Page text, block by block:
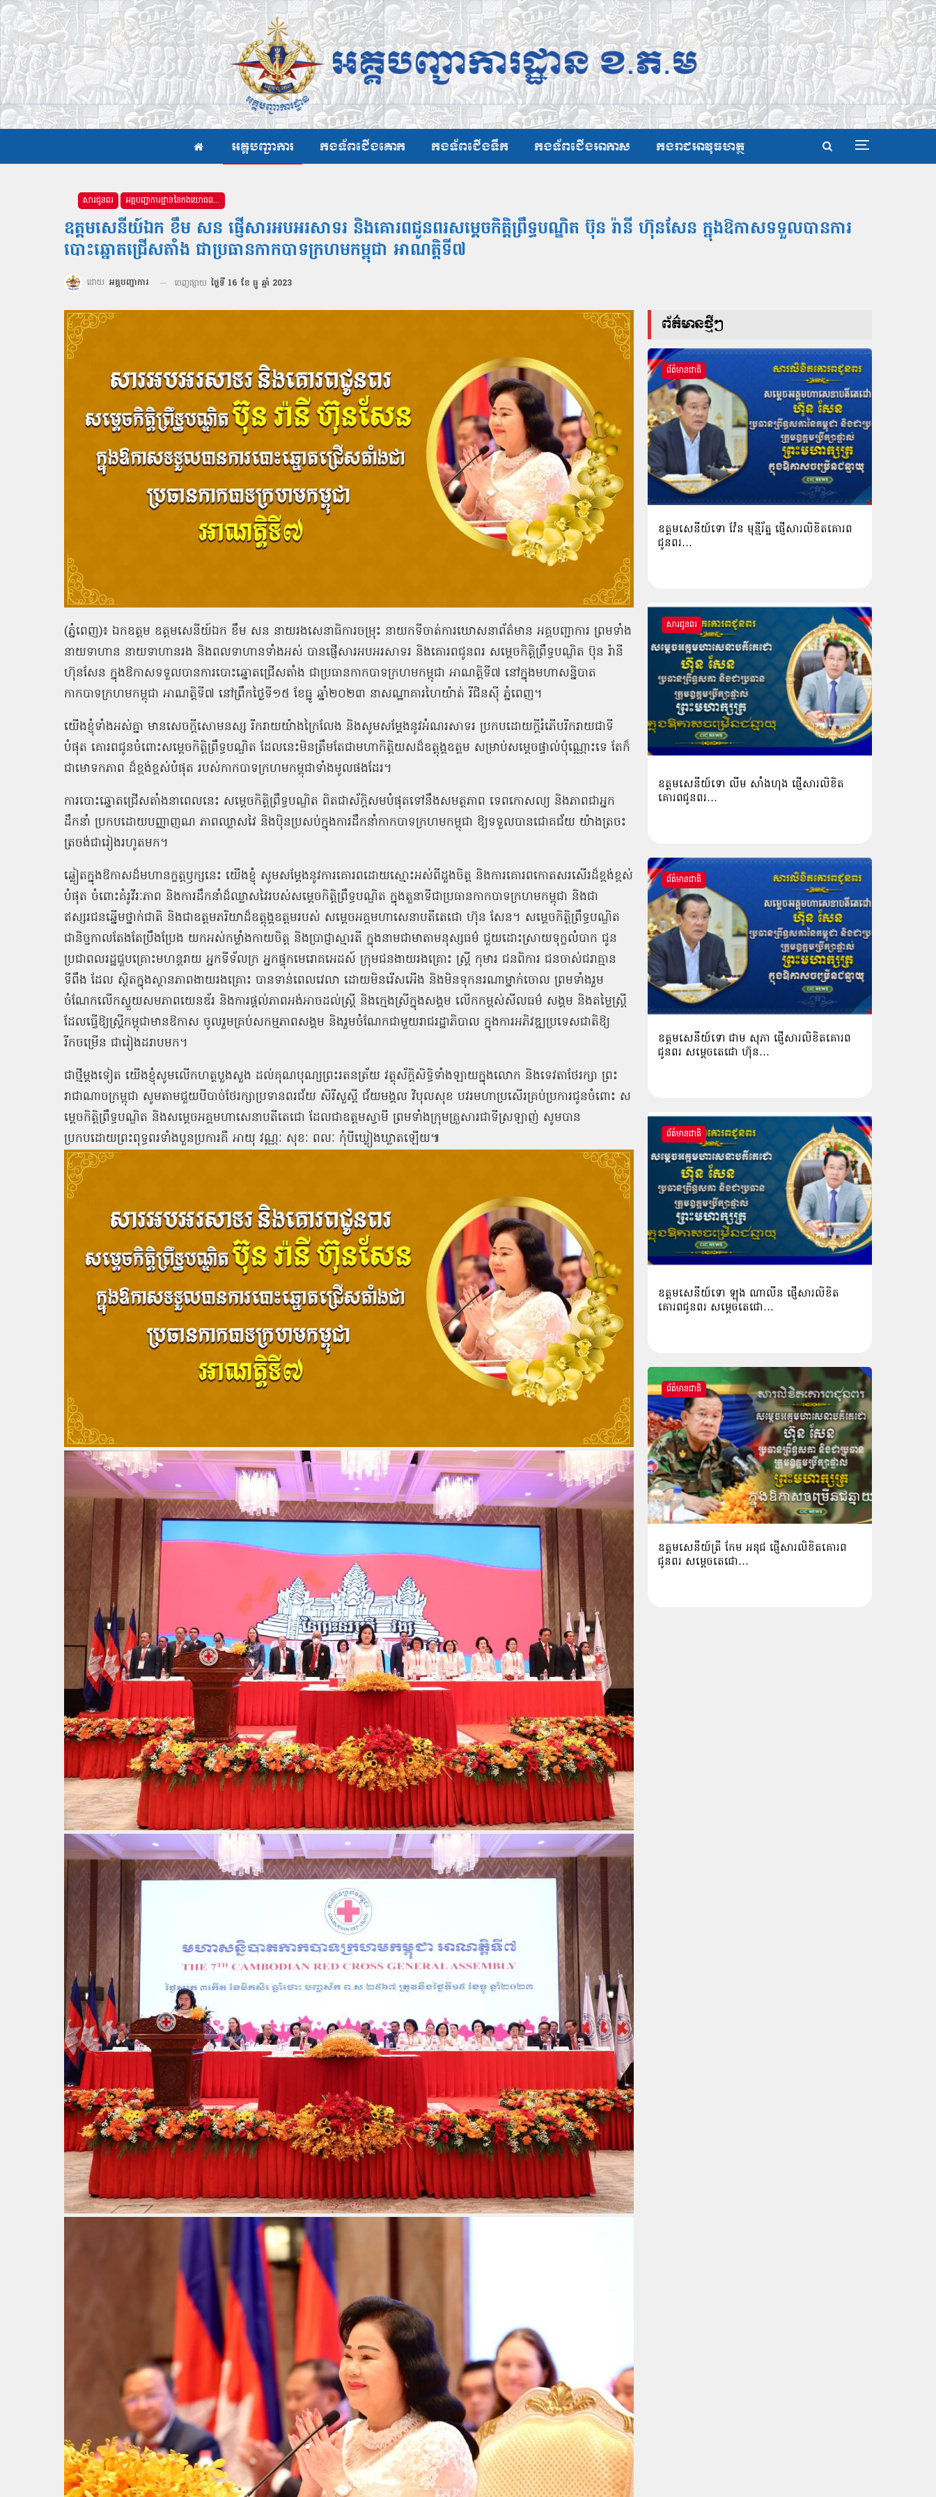
អគ្គបញ្ជាការ កងទ័ពជើងគោក កងទ័ពជើងទឹក កងទ័ពជើងអាកាស កងរាជអាវុធហត្ថ
សារជូនពរ អគ្គបញ្ជាការដ្ឋាននៃកងយោធពលខេមរភូមិន្ទ
ឧត្តមសេនីយ៍ឯក ខឹម សន ផ្ញើសារអបអរសាទរ និងគោរពជូនពរសម្តេចកិត្តិព្រឹទ្ធបណ្ឌិត ប៊ុន រ៉ានី ហ៊ុនសែន ក្នុងឱកាសទទួលបានការ
បោះឆ្នោតជ្រើសតាំង ជាប្រធានកាកបាទក្រហមកម្ពុជា អាណត្តិទី៧
ដោយ អគ្គបញ្ជាការ ចេញផ្សាយ ថ្ងៃទី 16 ខែ ធ្នូ ឆ្នាំ 2023
(ភ្នំពេញ)៖ ឯកឧត្តម ឧត្តមសេនីយ៍ឯក ខឹម សន នាយរងសេនាធិការចម្រុះ នាយកទីចាត់ការឃោសនាព័ត៌មាន អគ្គបញ្ជាការ ព្រមទាំង
នាយទាហាន នាយទាហានរង និងពលទាហានទាំងអស់ បានផ្ញើសារអបអរសាទរ និងគោរពជូនពរ សម្តេចកិត្តិព្រឹទ្ធបណ្ឌិត ប៊ុន រ៉ានី
ហ៊ុនសែន ក្នុងឱកាសទទួលបានការបោះឆ្នោតជ្រើសតាំង ជាប្រធានកាកបាទក្រហមកម្ពុជា អាណត្តិទី៧ នៅក្នុងមហាសន្និបាត
កាកបាទក្រហមកម្ពុជា អាណត្តិទី៧ នៅព្រឹកថ្ងៃទី១៥ ខែធ្នូ ឆ្នាំ២០២៣ នាសណ្ឋាគារហៃយ៉ាត់ រីជិនស៉ី ភ្នំពេញ។
យើងខ្ញុំទាំងអស់គ្នា មានសេចក្តីសោមនស្ស រីករាយយ៉ាងក្រៃលែង និងសូមសម្តែងនូវអំណរសាទរ ប្រកបដោយក្តីរំភើបរីករាយជាទី
បំផុត គោរពជូនចំពោះសម្តេចកិត្តិព្រឹទ្ធបណ្ឌិត ដែលនេះមិនត្រឹមតែជាមហាកិត្តិយសដ៏ឧត្តុង្គឧត្តម សម្រាប់សម្តេចផ្ទាល់ប៉ុណ្ណោះទេ តែក៏
ជាមោទកភាព ដ៏ខ្ពង់ខ្ពស់បំផុត របស់កាកបាទក្រហមកម្ពុជាទាំងមូលផងដែរ។
ការបោះឆ្នោតជ្រើសតាំងនាពេលនេះ សម្តេចកិត្តិព្រឹទ្ធបណ្ឌិត ពិតជាស័ក្តិសមបំផុតទៅនឹងសមត្ថភាព ទេពកោសល្យ និងភាពជាអ្នក
ដឹកនាំ ប្រកបដោយបញ្ញាញណ ភាពឈ្លាសវៃ និងប៉ិនប្រសប់ក្នុងការដឹកនាំកាកបាទក្រហមកម្ពុជា ឱ្យទទួលបានជោគជ័យ យ៉ាងត្រចះ
ត្រចង់ជារៀងរហូតមក។
ឆ្លៀតក្នុងឱកាសដ៏មហានក្ខត្តឫក្សនេះ យើងខ្ញុំ សូមសម្តែងនូវការគោរពដោយស្មោះអស់ពីដួងចិត្ត និងការគោរពកោតសរសើរដ៏ខ្ពង់ខ្ពស់
បំផុត ចំពោះគំរូវីរៈភាព និងការដឹកនាំដ៏ឈ្លាសវៃរបស់សម្តេចកិត្តិព្រឹទ្ធបណ្ឌិត ក្នុងតួនាទីជាប្រធានកាកបាទក្រហមកម្ពុជា និងជា
ឥស្សរជនឆ្នើមថ្នាក់ជាតិ និងជាឧត្តមភរិយាដ៏ឧត្តុង្គឧត្តមរបស់ សម្តេចអគ្គមហាសេនាបតីតេជោ ហ៊ុន សែន។ សម្តេចកិត្តិព្រឹទ្ធបណ្ឌិត
ជានិច្ចកាលតែងតែប្រឹងប្រែង យកអស់កម្លាំងកាយចិត្ត និងប្រាជ្ញាស្មារតី ក្នុងនាមជាមាតាមនុស្សធម៌ ជួយដោះស្រាយទុក្ខលំបាក ជូន
ប្រជាពលរដ្ឋជួបគ្រោះមហន្តរាយ អ្នកទីទ័លក្រ អ្នកផ្ទុកមេរោគអេដស៍ ក្រុមជនងាយរងគ្រោះ ស្ត្រី កុមារ ជនពិការ ជនចាស់ជរាគ្មាន
ទីពឹង ដែល ស្ថិតក្នុងស្ថានភាពងាយរងគ្រោះ បានទាន់ពេលវេលា ដោយមិនរើសអើង និងមិនទុកនរណាម្នាក់ចោល ព្រមទាំងរួម
ចំណែកលើកស្ទួយសមភាពយេនឌ័រ និងការផ្តល់ភាពអង់អាចដល់ស្ត្រី និងក្មេងស្រីក្នុងសង្គម លើកកម្ពស់សីលធម៌ សង្គម និងតម្លៃស្ត្រី
ដែលធ្វើឱ្យស្ត្រីកម្ពុជាមានឱកាស ចូលរួមគ្រប់សកម្មភាពសង្គម និងរួមចំណែកជាមួយរាជរដ្ឋាភិបាល ក្នុងការអភិវឌ្ឍប្រទេសជាតិឱ្យ
រីកចម្រើន ជារៀងដរាបមក។
ជាថ្មីម្តងទៀត យើងខ្ញុំសូមលើកហត្ថបួងសួង ដល់គុណបុណ្យព្រះរតនត្រ័យ វត្ថុស័ក្តិសិទ្ធិទាំងឡាយក្នុងលោក និងទេវតាថែរក្សា ព្រះ
រាជាណាចក្រម្ពុជា សូមតាមជួយបីបាច់ថែរក្សាប្រទានពរជ័យ សិរីសួស្តី ជ័យមង្គល វិបុលសុខ បវរមហាប្រសើរគ្រប់ប្រការជូនចំពោះ ស
ម្តេចកិត្តិព្រឹទ្ធបណ្ឌិត និងសម្តេចអគ្គមហាសេនាបតីតេជោ ដែលជាឧត្តមស្វាមី ព្រមទាំងក្រុមគ្រួសារជាទីស្រឡាញ់ សូមបាន
ប្រកបដោយព្រះពុទ្ធពរទាំងបួនប្រការគឺ អាយុ វណ្ណៈ សុខៈ ពលៈ កុំបីឃ្លៀងឃ្លាតឡើយ៕
ព័ត៌មានថ្មីៗ
ព័ត៌មានជាតិ
ឧត្តមសេនីយ៍ទោ វ៉ែន មុន្មីរ័ត្ន ផ្ញើសារលិខិតគោរព
ជូនពរ…
សារជូនពរ
ឧត្តមសេនីយ៍ទោ លីម​ សាំង​ហុង​ ផ្ញើសារលិខិត
គោរពជូនពរ…
ព័ត៌មានជាតិ
ឧត្តមសេនីយ៍ទោ ជាម សុភា ផ្ញើសារលិខិតគោរព
ជូនពរ សម្ដេចតេជោ ហ៊ុន…
ព័ត៌មានជាតិ
ឧត្ដមសេនីយ៍ទោ ឡុង ណាលីន ផ្ញើសារលិខិត
គោរពជូនពរ សម្ដេចតេជោ…
ព័ត៌មានជាតិ
ឧត្តមសេនីយ៍ត្រី កែម អនុជ ផ្ញើសារលិខិតគោរព
ជូនពរ សម្ដេចតេជោ…